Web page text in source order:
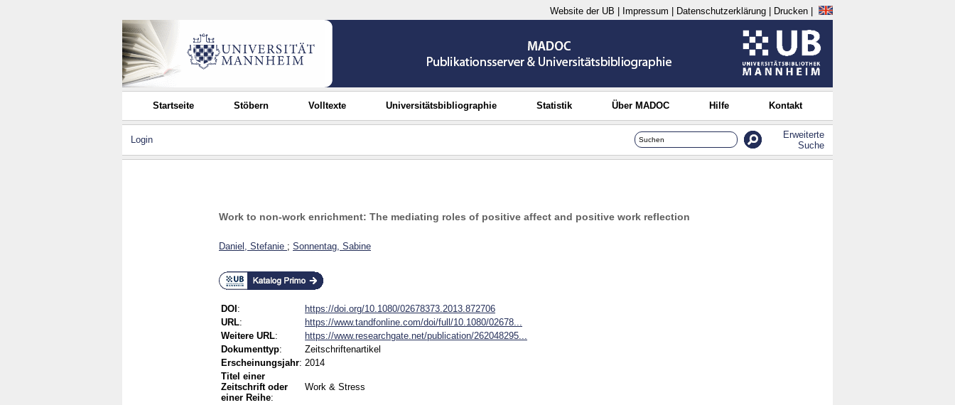
Website der UB Impressum Datenschutzerklärung Drucken
Startseite Stöbern Volltexte Universitätsbibliographie Statistik Über MADOC Hilfe Kontakt
Login
Erweiterte
Suche
Work to non-work enrichment: The mediating roles of positive affect and positive work reflection
Daniel, Stefanie ; Sonnentag, Sabine
DOI :
https://doi.org/10.1080/02678373.2013.872706
URL:
https://www.tandfonline.com/doi/full/10.1080/02678...
Weitere URL:
https://www.researchgate.net/publication/262048295...
Dokumenttyp:
Zeitschriftenartikel
Erscheinungsjahr: 2014
Titel einer
Zeitschrift oder
einer Reihe:
Work & Stress